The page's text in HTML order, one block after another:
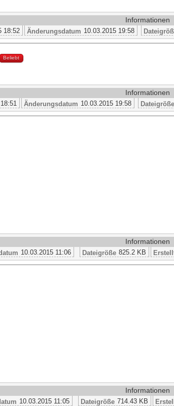
Informationen
18:52 Änderungsdatum 10.03.2015 19:58
Beliebt
Informationen
Änderungsdatum 10.03.2015 19:58 Dateigröße
Informationen
10.03.2015 11:06 Dateigröße 825.2 KB
Informationen
10.03.2015 11:05 Dateigröße 714.43 KB